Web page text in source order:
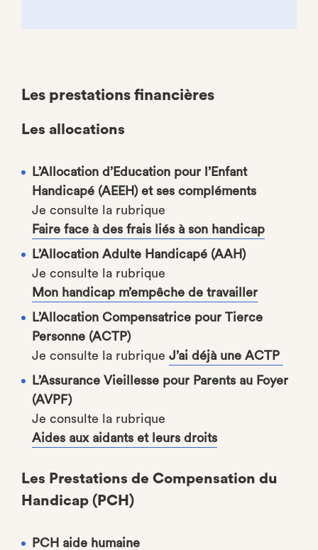
Les prestations financières
Les allocations
L’Allocation d’Education pour l’Enfant
Handicapé (AEEH) et ses compléments
Je consulte la rubrique
Faire face à des frais liés à son handicap
L’Allocation Adulte Handicapé (AAH)
Je consulte la rubrique
Mon handicap m’empêche de travailler
L’Allocation Compensatrice pour Tierce
Personne (ACTP)
Je consulte la rubrique J’ai déjà une ACTP
L’Assurance Vieillesse pour Parents au Foyer
(AVPF)
Je consulte la rubrique
Aides aux aidants et leurs droits
Les Prestations de Compensation du
Handicap (PCH)
PCH aide humaine